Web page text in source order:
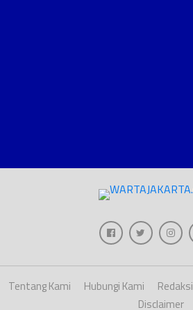
Tentang Kami Hubungi Kami Redaksi
Disclaimer